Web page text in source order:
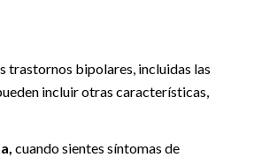
trastornos bipolares, incluidas las
incluir otras características,
cuando sientes síntomas de